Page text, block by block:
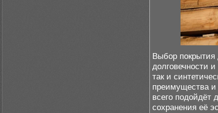
Выбор покрытия
долговечности
так и
преимущества и
всего
сохранения её